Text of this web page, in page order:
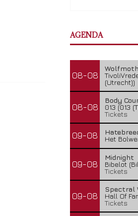
AGENDA
08-08
(Utrecht))
08-08
Body
013 (013
Tickets
09-08
Het
09-08
Midnight
Bibelot
Tickets
09-08
Spectral
Hall Of
Tickets